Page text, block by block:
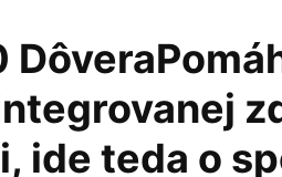
ide teda o